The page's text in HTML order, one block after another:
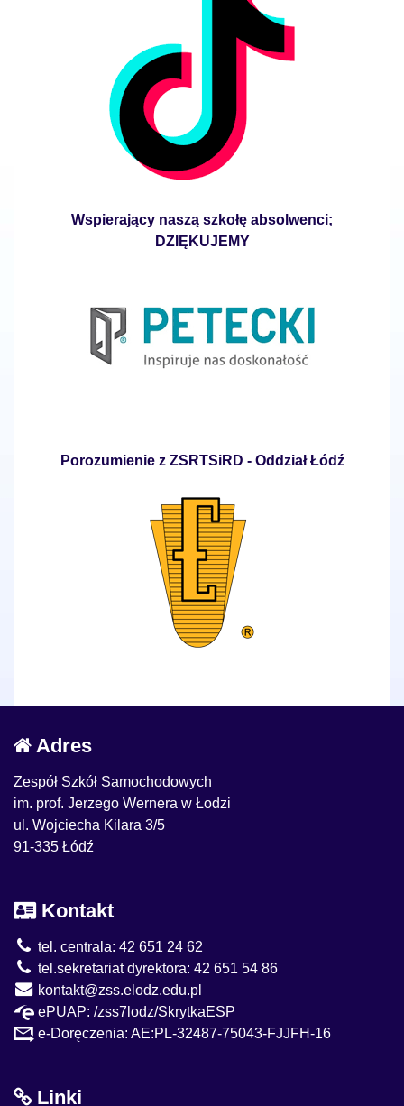
Wspierający naszą szkołę absolwenci;
DZIĘKUJEMY
Porozumienie z ZSRTSiRD - Oddział Łódź
Adres
Zespół Szkół Samochodowych
im. prof. Jerzego Wernera w Łodzi
ul. Wojciecha Kilara 3/5
91-335 Łódź
Kontakt
tel. centrala: 42 651 24 62
tel.sekretariat dyrektora: 42 651 54 86
kontakt@zss.elodz.edu.pl
ePUAP: /zss7lodz/SkrytkaESP
e-Doręczenia: AE:PL-32487-75043-FJJFH-16
Linki